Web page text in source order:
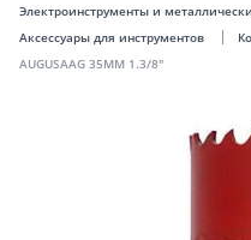
Электроинструменты и
Аксессуары для инструментов
AUGUSAAG 35MM 1.3/8"